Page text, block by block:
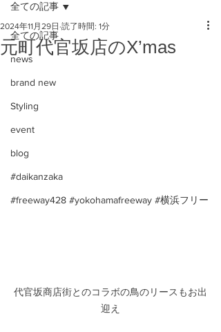
全ての記事
news
brand new
Styling
event
blog
#daikanzaka
#freeway428 #yokohamafreeway #横浜フリー
全ての記事
元町代官坂店のX’mas
2024年11月29日 読了時間: 1分
代官坂商店街とのコラボの鳥のリースもお出
迎え